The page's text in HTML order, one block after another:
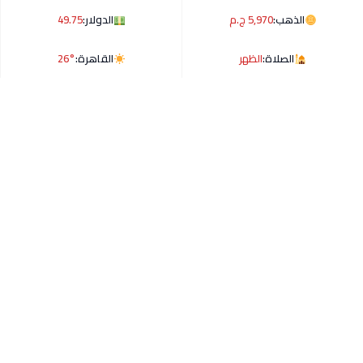
الذهب:5,970 ج.م الدولار:49.75
الصلاة:الظهر القاهرة:26°